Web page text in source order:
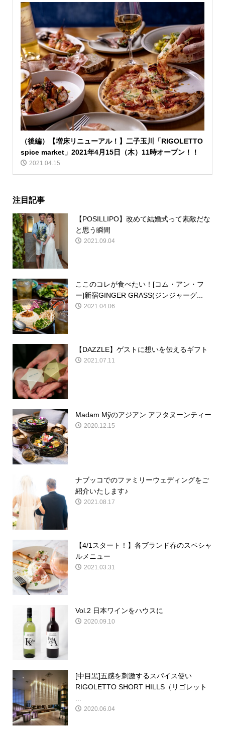
（後編）【増床リニューアル！】二子玉川「RIGOLETTO
spice market」2021年4月15日（木）11時オープン！！
2021.04.15
注目記事
【POSILLIPO】改めて結婚式って素敵だな
と思う瞬間
2021.09.04
ここのコレが食べたい！[コム・アン・フ
ー]新宿GINGER GRASS(ジンジャーグ...
2021.04.06
【DAZZLE】ゲストに想いを伝えるギフト
2021.07.11
Madam Mỹのアジアン アフタヌーンティー
2020.12.15
ナブッコでのファミリーウェディングをご
紹介いたします♪
2021.08.17
【4/1スタート！】各ブランド春のスペシャ
ルメニュー
2021.03.31
Vol.2 日本ワインをハウスに
2020.09.10
[中目黒]五感を刺激するスパイス使い
RIGOLETTO SHORT HILLS（リゴレット
2020.06.04